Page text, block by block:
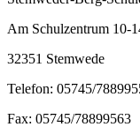
Am Schulzentrum 10-
32351 Stemwede
Telefon: 05745/
Fax: 05745/78899563